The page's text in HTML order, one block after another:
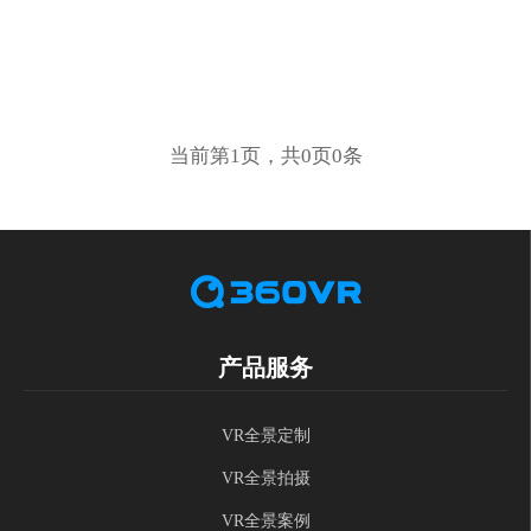
当前第1页，共0页0条
产品服务
VR全景定制
VR全景拍摄
VR全景案例